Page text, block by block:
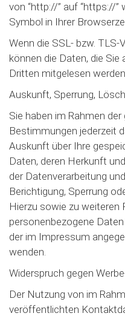
von “http://” auf “https://
Symbol in Ihrer
Wenn die SSL- bzw.
können die Daten, die
Dritten mitgelesen
Auskunft, Sperrung,
Sie haben im Rahmen
Bestimmungen jederzeit
Auskunft über Ihre
Daten, deren Herkunft
der Datenverarbeitung
Berichtigung, Sperrung
Hierzu sowie zu weiteren
personenbezogene
der im Impressum
wenden.
Widerspruch gegen
Der Nutzung von im
veröffentlichten